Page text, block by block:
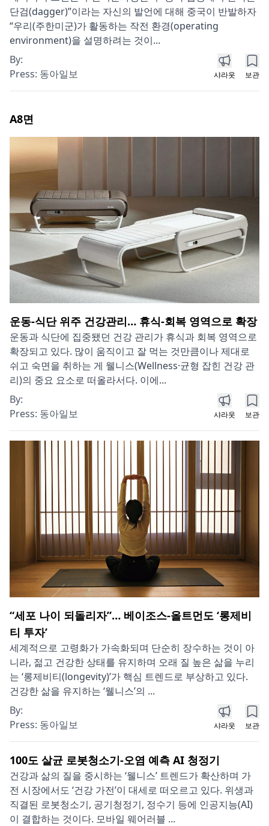
단검(dagger)”이라는 자신의 발언에 대해 중국이 반발하자
“우리(주한미군)가 활동하는 작전 환경(operating
environment)을 설명하려는 것이...
By:
Press: 동아일보 샤라웃 보관
A8면
운동-식단 위주 건강관리… 휴식-회복 영역으로 확장
운동과 식단에 집중됐던 건강 관리가 휴식과 회복 영역으로
확장되고 있다. 많이 움직이고 잘 먹는 것만큼이나 제대로
쉬고 숙면을 취하는 게 웰니스(Wellness·균형 잡힌 건강 관
리)의 중요 요소로 떠올라서다. 이에...
By:
Press: 동아일보 샤라웃 보관
“세포 나이 되돌리자”… 베이조스-올트먼도 ‘롱제비
티 투자’
세계적으로 고령화가 가속화되며 단순히 장수하는 것이 아
니라, 젊고 건강한 상태를 유지하며 오래 질 높은 삶을 누리
는 ‘롱제비티(longevity)’가 핵심 트렌드로 부상하고 있다.
건강한 삶을 유지하는 ‘웰니스’의 ...
By:
Press: 동아일보 샤라웃 보관
100도 살균 로봇청소기-오염 예측 AI 청정기
건강과 삶의 질을 중시하는 ‘웰니스’ 트렌드가 확산하며 가
전 시장에서도 ‘건강 가전’이 대세로 떠오르고 있다. 위생과
직결된 로봇청소기, 공기청정기, 정수기 등에 인공지능(AI)
이 결합하는 것이다. 모바일 웨어러블 ...